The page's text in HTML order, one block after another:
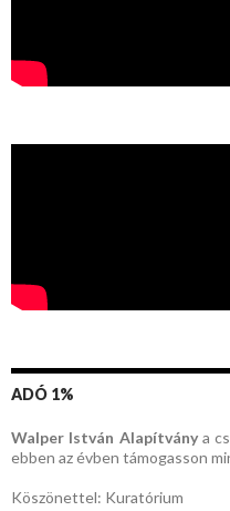
ADÓ 1%
Walper István Alapítványa
ebben az évben támogasson
Köszönettel: Kuratórium